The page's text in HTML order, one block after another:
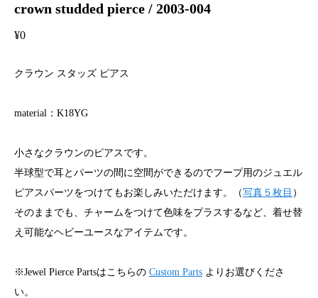
crown studded pierce / 2003-004
¥0
クラウン スタッズ ピアス
material：K18YG
小さなクラウンのピアスです。
半球型で耳とパーツの間に空間ができるのでフープ用のジュエル
ピアスパーツをつけてもお楽しみいただけます。（写真５枚目 ）
そのままでも、チャームをつけて色味をプラスするなど、着せ替
え可能なヘビーユースなアイテムです。
※Jewel Pierce Partsはこちらの Custom Parts よりお選びくださ
い。